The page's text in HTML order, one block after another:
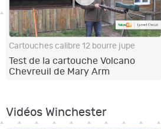
Cartouches calibre 12 bourre jupe
Test de la cartouche Volcano
Chevreuil de Mary Arm
Vidéos Winchester